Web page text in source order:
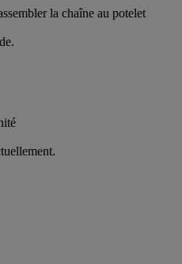
la chaîne au potelet